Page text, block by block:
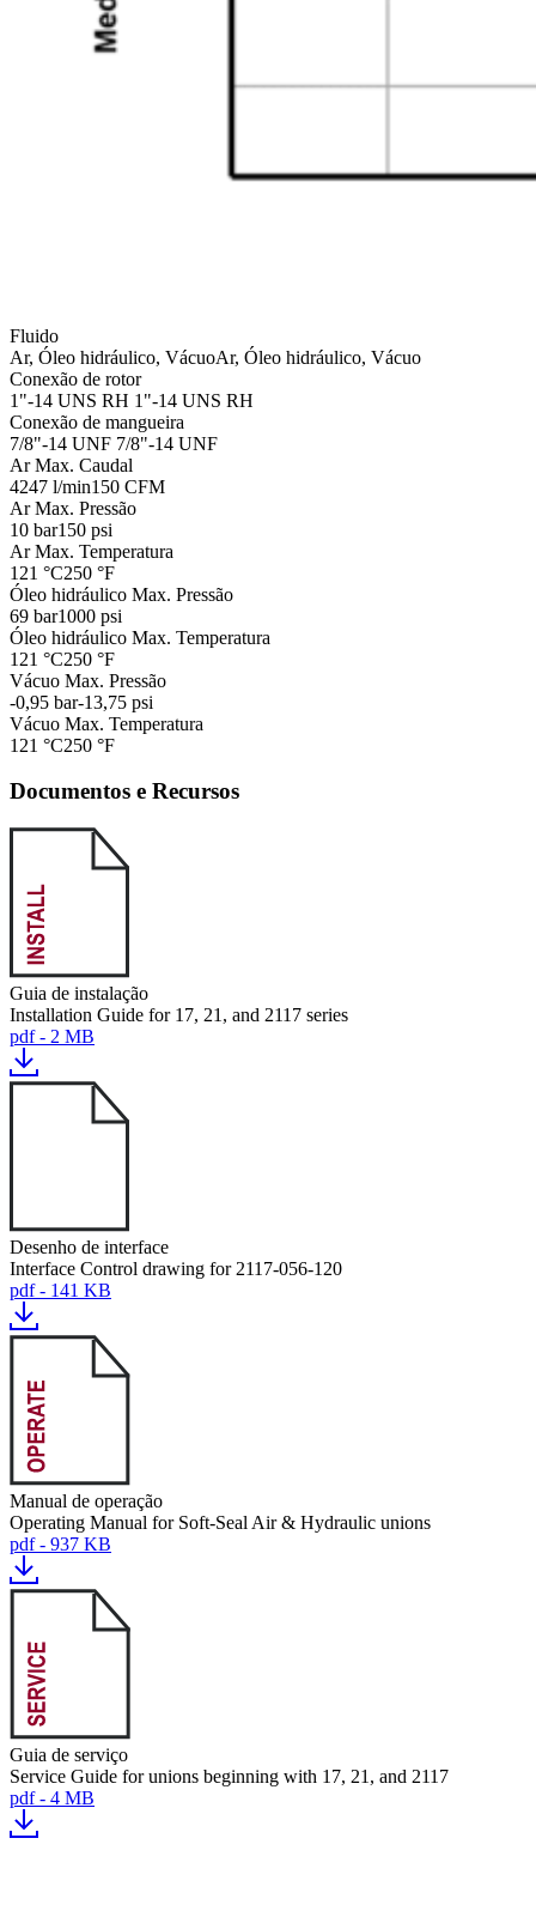
Fluido
Ar, Óleo hidráulico, VácuoAr, Óleo hidráulico, Vácuo
Conexão de rotor
1"-14 UNS RH 1"-14 UNS RH
Conexão de mangueira
7/8"-14 UNF 7/8"-14 UNF
Ar Max. Caudal
4247 l/min150 CFM
Ar Max. Pressão
10 bar150 psi
Ar Max. Temperatura
121 °C250 °F
Óleo hidráulico Max. Pressão
69 bar1000 psi
Óleo hidráulico Max. Temperatura
121 °C250 °F
Vácuo Max. Pressão
-0,95 bar-13,75 psi
Vácuo Max. Temperatura
121 °C250 °F
Documentos e Recursos
Guia de instalação
Installation Guide for 17, 21, and 2117 series
pdf - 2 MB
Desenho de interface
Interface Control drawing for 2117-056-120
pdf - 141 KB
Manual de operação
Operating Manual for Soft-Seal Air & Hydraulic unions
pdf - 937 KB
Guia de serviço
Service Guide for unions beginning with 17, 21, and 2117
pdf - 4 MB